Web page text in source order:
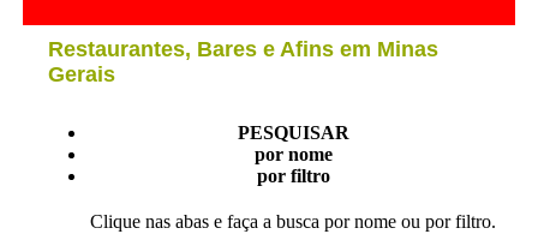
Restaurantes, Bares e Afins em Minas
Gerais
PESQUISAR
por nome
por filtro
Clique nas abas e faça a busca por nome ou por filtro.